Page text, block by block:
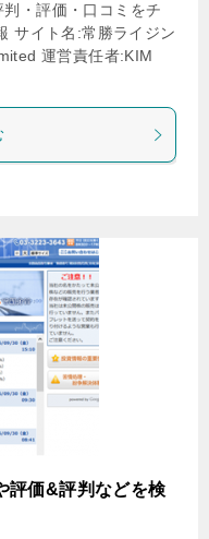
・評価・口コミをチ
サイト名:常勝ライジン
運営責任者:KIM
評価&評判などを検